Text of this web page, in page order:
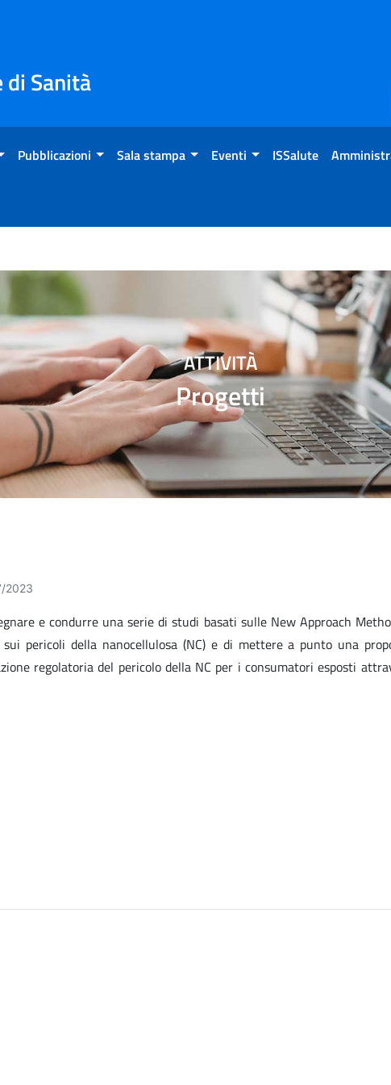
Sanità
Pubblicazioni Sala stampa Eventi ISSalute
ATTIVITÀ
Progetti
2023
e condurre una serie di studi basati sulle New Approach
pericoli della nanocellulosa (NC) e di mettere a punto una
regolatoria del pericolo della NC per i consumatori esposti